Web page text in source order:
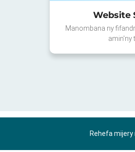
Website
Manombana ny
amin'ny
Rehefa